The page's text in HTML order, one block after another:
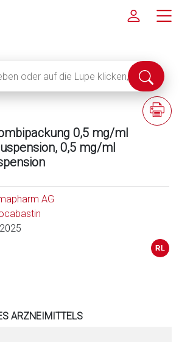
Suche
0,5 mg/ml
0,5 mg/ml
F
a
m
a
AG
ARZNEIMITTELS